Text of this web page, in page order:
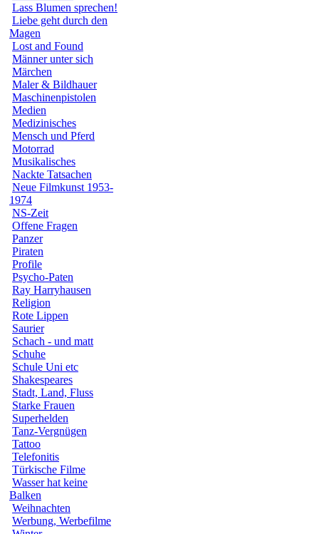
Lass Blumen sprechen!
Liebe geht durch den
Magen
Lost and Found
Männer unter sich
Märchen
Maler & Bildhauer
Maschinenpistolen
Medien
Medizinisches
Mensch und Pferd
Motorrad
Musikalisches
Nackte Tatsachen
Neue Filmkunst 1953-
1974
NS-Zeit
Offene Fragen
Panzer
Piraten
Profile
Psycho-Paten
Ray Harryhausen
Religion
Rote Lippen
Saurier
Schach - und matt
Schuhe
Schule Uni etc
Shakespeares
Stadt, Land, Fluss
Starke Frauen
Superhelden
Tanz-Vergnügen
Tattoo
Telefonitis
Türkische Filme
Wasser hat keine
Balken
Weihnachten
Werbung, Werbefilme